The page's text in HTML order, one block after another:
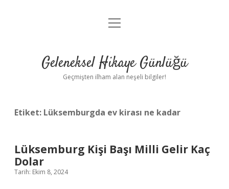
Anasayfa
Yasal Uyarı
menüyü
Geleneksel Hikaye Günlüğü
Geçmişten ilham alan neşeli bilgiler!
Etiket: Lüksemburgda ev kirası ne kadar
Lüksemburg Kişi Başı Milli Gelir Kaç
Dolar
Tarih: Ekim 8, 2024